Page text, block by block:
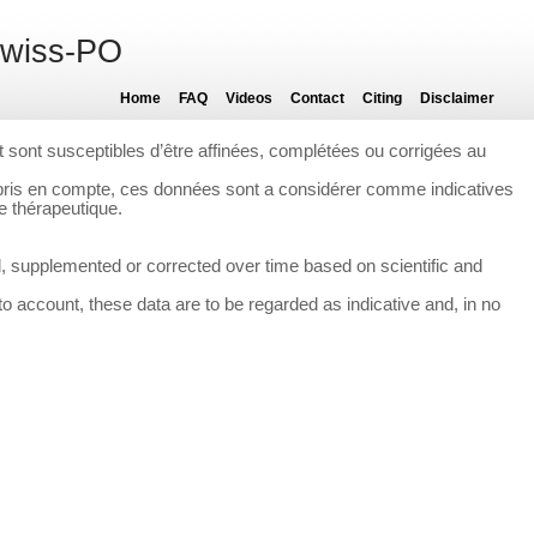
PO
Disclaimer
Citing
Contact
Videos
FAQ
Home
susceptibles d’être affinées, complétées ou corrigées au
en compte, ces données sont a considérer comme indicatives
thérapeutique.
or corrected over time based on scientific and
account, these data are to be regarded as indicative and, in no